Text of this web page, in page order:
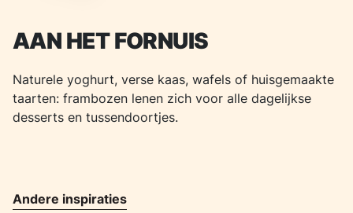
AAN HET FORNUIS
Naturele yoghurt, verse kaas, wafels of huisgemaakte
taarten: frambozen lenen zich voor alle dagelijkse
desserts en tussendoortjes.
Andere inspiraties